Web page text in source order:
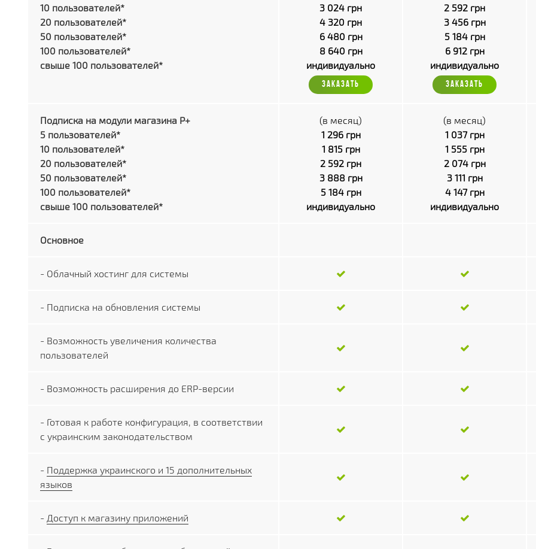
10 пользователей*
20 пользователей*
50 пользователей*
100 пользователей*
свыше 100 пользователей*
3 024 грн
4 320 грн
6 480 грн
8 640 грн
индивидуально
ЗАКАЗАТЬ
2 592 грн
3 456 грн
5 184 грн
6 912 грн
индивидуально
ЗАКАЗАТЬ
Подписка на модули магазина P+
5 пользователей*
10 пользователей*
20 пользователей*
50 пользователей*
100 пользователей*
свыше 100 пользователей*
(в месяц)
1 296 грн
1 815 грн
2 592 грн
3 888 грн
5 184 грн
индивидуально
(в месяц)
1 037 грн
1 555 грн
2 074 грн
3 111 грн
4 147 грн
индивидуально
Основное
- Облачный хостинг для системы
- Подписка на обновления системы
- Возможность увеличения количества
пользователей
- Возможность расширения до ERP-версии
- Готовая к работе конфигурация, в соответствии
с украинским законодательством
- Поддержка украинского и 15 дополнительных
языков
- Доступ к магазину приложений